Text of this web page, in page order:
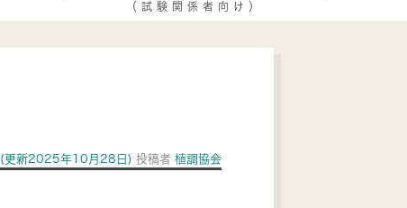
（試験関係者向け）
(更新2025年10月28日) 投稿者 植調協会